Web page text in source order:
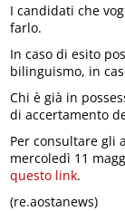
I candidati che
farlo.
In caso di esito
bilinguismo, in
Chi è già in
di accertamento
Per consultare gli
mercoledì 11
questo link.
(re.aostanews)